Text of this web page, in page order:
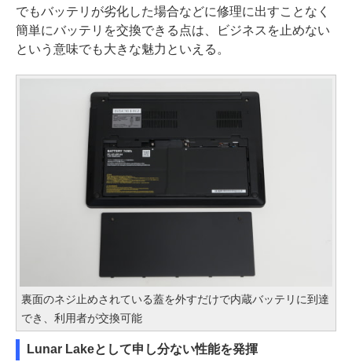
でもバッテリが劣化した場合などに修理に出すことなく
簡単にバッテリを交換できる点は、ビジネスを止めない
という意味でも大きな魅力といえる。
裏面のネジ止めされている蓋を外すだけで内蔵バッテリに到達
でき、利用者が交換可能
Lunar Lakeとして申し分ない性能を発揮